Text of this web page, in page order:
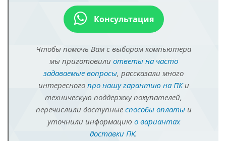
Консультация
Чтобы помочь Вам с выбором компьютера
мы приготовили ответы на часто
задаваемые вопросы, рассказали много
интересного про нашу гарантию на ПКи
техническую поддержку покупателей,
перечислили доступные способы оплатыи
уточнили информацию о вариантах
доставки ПК.